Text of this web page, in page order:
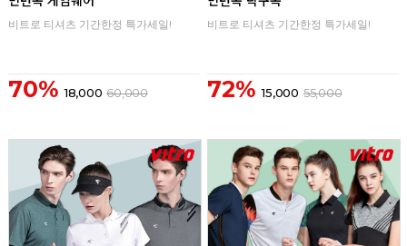
비트로 티셔츠 기간한정 특가세일!
70% 18,000 60,000
비트로 티셔츠 기간한정 특가세일!
72% 15,000 55,000